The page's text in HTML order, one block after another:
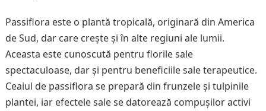
Passiflora este o plantă tropicală, originară din America
de Sud, dar care crește și în alte regiuni ale lumii.
Aceasta este cunoscută pentru florile sale
spectaculoase, dar și pentru beneficiile sale terapeutice.
Ceaiul de passiflora se prepară din frunzele și tulpinile
plantei, iar efectele sale se datorează compușilor activi